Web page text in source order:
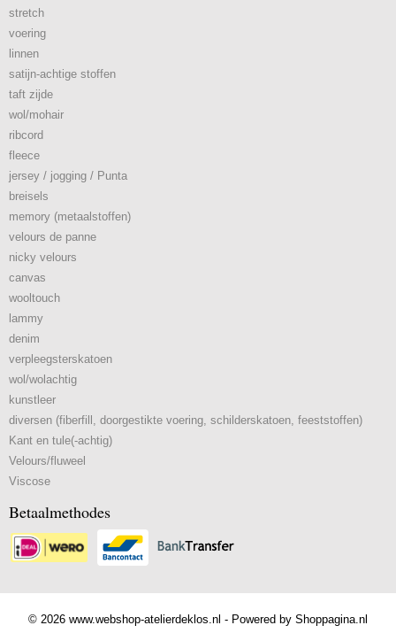
stretch
voering
linnen
satijn-achtige stoffen
taft zijde
wol/mohair
ribcord
fleece
jersey / jogging / Punta
breisels
memory (metaalstoffen)
velours de panne
nicky velours
canvas
wooltouch
lammy
denim
verpleegsterskatoen
wol/wolachtig
kunstleer
diversen (fiberfill, doorgestikte voering, schilderskatoen, feeststoffen)
Kant en tule(-achtig)
Velours/fluweel
Viscose
Betaalmethodes
© 2026 www.webshop-atelierdeklos.nl - Powered by Shoppagina.nl